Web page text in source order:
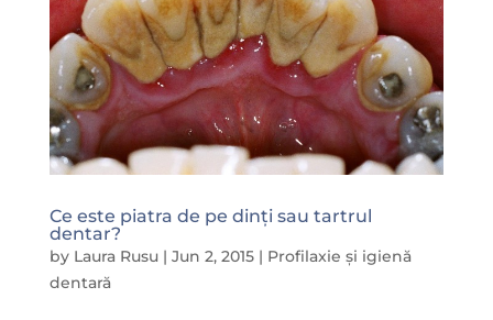
Ce este piatra de pe dinți sau tartrul
dentar?
by Laura Rusu| Jun 2, 2015| Profilaxie și igienă
dentară